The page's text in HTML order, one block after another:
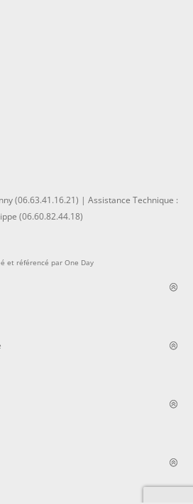
(06.63.41.16.21) | Assistance Technique :
(06.60.82.44.18)
et référencé par One Day